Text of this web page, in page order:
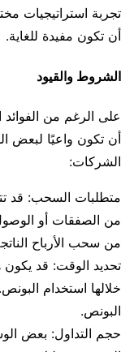
تجربة استراتيجيات
أن تكون مفيدة للغاية.
الشروط والقيود
على الرغم من
أن تكون واعيًا لبعض
الشركات:
متطلبات السحب: قد
من الصفقات أو
من سحب الأرباح
تحديد الوقت: قد
خلالها استخدام
البونص.
حجم التداول: بعض